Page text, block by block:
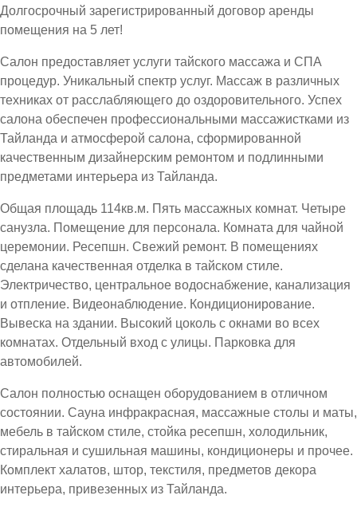
Долгосрочный зарегистрированный договор аренды
помещения на 5 лет!
Салон предоставляет услуги тайского массажа и СПА
процедур. Уникальный спектр услуг. Массаж в различных
техниках от расслабляющего до оздоровительного. Успех
салона обеспечен профессиональными массажистками из
Тайланда и атмосферой салона, сформированной
качественным дизайнерским ремонтом и подлинными
предметами интерьера из Тайланда.
Общая площадь 114кв.м. Пять массажных комнат. Четыре
санузла. Помещение для персонала. Комната для чайной
церемонии. Ресепшн. Свежий ремонт. В помещениях
сделана качественная отделка в тайском стиле.
Электричество, центральное водоснабжение, канализация
и отпление. Видеонаблюдение. Кондиционирование.
Вывеска на здании. Высокий цоколь с окнами во всех
комнатах. Отдельный вход с улицы. Парковка для
автомобилей.
Салон полностью оснащен оборудованием в отличном
состоянии. Сауна инфракрасная, массажные столы и маты,
мебель в тайском стиле, стойка ресепшн, холодильник,
стиральная и сушильная машины, кондиционеры и прочее.
Комплект халатов, штор, текстиля, предметов декора
интерьера, привезенных из Тайланда.